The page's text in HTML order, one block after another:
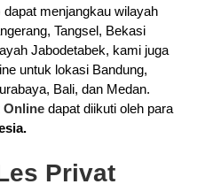
dapat menjangkau wilayah
Tangsel, Bekasi
Jabodetabek, kami juga
untuk lokasi Bandung,
Bali, dan Medan.
Onlinedapat diikuti oleh para
Privat